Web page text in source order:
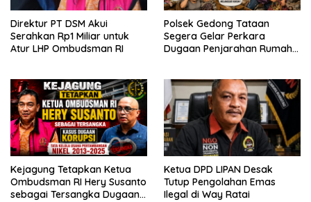
Direktur PT DSM Akui
Serahkan Rp1 Miliar untuk
Atur LHP Ombudsman RI
Polsek Gedong Tataan
Segera Gelar Perkara
Dugaan Penjarahan Rumah
Kejagung Tetapkan Ketua
Ombudsman RI Hery Susanto
sebagai Tersangka Dugaan
Ketua DPD LIPAN Desak
Tutup Pengolahan Emas
Ilegal di Way Ratai